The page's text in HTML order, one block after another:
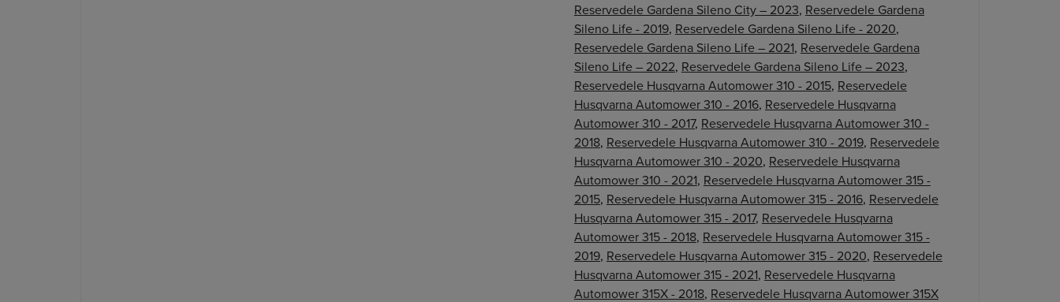
Reservedele Gardena Sileno City – 2023, Reservedele Gardena
Sileno Life - 2019, Reservedele Gardena Sileno Life - 2020,
Reservedele Gardena Sileno Life – 2021, Reservedele Gardena
Sileno Life – 2022, Reservedele Gardena Sileno Life – 2023,
Reservedele Husqvarna Automower 310 - 2015, Reservedele
Husqvarna Automower 310 - 2016, Reservedele Husqvarna
Automower 310 - 2017, Reservedele Husqvarna Automower 310 -
2018, Reservedele Husqvarna Automower 310 - 2019, Reservedele
Husqvarna Automower 310 - 2020, Reservedele Husqvarna
Automower 310 - 2021, Reservedele Husqvarna Automower 315 -
2015, Reservedele Husqvarna Automower 315 - 2016, Reservedele
Husqvarna Automower 315 - 2017, Reservedele Husqvarna
Automower 315 - 2018, Reservedele Husqvarna Automower 315 -
2019, Reservedele Husqvarna Automower 315 - 2020, Reservedele
Husqvarna Automower 315 - 2021, Reservedele Husqvarna
Automower 315X - 2018, Reservedele Husqvarna Automower 315X